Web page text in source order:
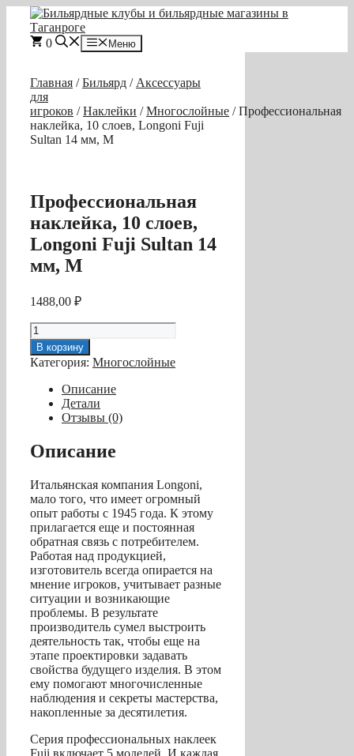
Перейти
содержимому
0 Меню
Главная /Бильярд / Аксессуары
для
игроков /Наклейки /Многослойные / Профессиональная
наклейка, 10 слоев, Longoni Fuji
Sultan 14 мм, M
Профессиональная
наклейка, 10 слоев,
Longoni Fuji Sultan 14
мм, M
1488,00 ₽
Количество
товара
Профессиональная
наклейка,
слоев,
Longoni
Sultan
14
M
В корзину
Категория: Многослойные
Описание
Детали
Отзывы (0)
Описание
Итальянская компания Longoni,
мало того, что имеет огромный
опыт работы с 1945 года. К этому
прилагается еще и постоянная
обратная связь с потребителем.
Работая над продукцией,
изготовитель всегда опирается на
мнение игроков, учитывает разные
ситуации и возникающие
проблемы. В результате
производитель сумел выстроить
деятельность так, чтобы еще на
этапе проектировки задавать
свойства будущего изделия. В этом
ему помогают многочисленные
наблюдения и секреты мастерства,
накопленные за десятилетия.
Серия профессиональных наклеек
Fuji включает 5 моделей. И каждая